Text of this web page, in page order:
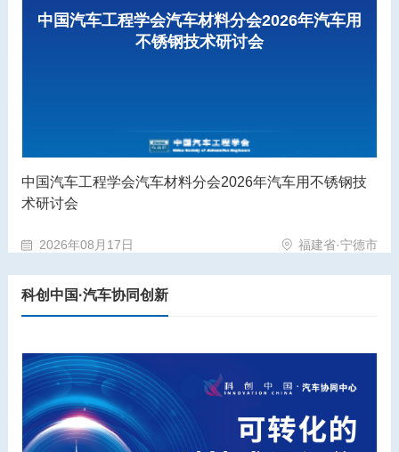
中国汽车工程学会汽车材料分会2026年汽车用
不锈钢技术研讨会
中国汽车工程学会汽车材料分会2026年汽车用不锈钢技
术研讨会
2026年08月17日 福建省·宁德市
科创中国·汽车协同创新